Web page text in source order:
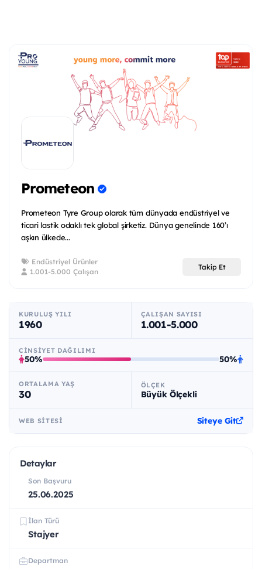
Prometeon
Prometeon Tyre Group olarak tüm dünyada endüstriyel ve
ticari lastik odaklı tek global şirketiz. Dünya genelinde 160’ı
aşkın ülkede...
Endüstriyel Ürünler
1.001-5.000 Çalışan
Takip Et
KURULUŞ YILI
1960
ÇALIŞAN SAYISI
1.001-5.000
CINSIYET DAĞILIMI
50% 50%
ORTALAMA YAŞ
30
ÖLÇEK
Büyük Ölçekli
WEB SITESI Siteye Git
Detaylar
Son Başvuru
25.06.2025
İlan Türü
Stajyer
Departman